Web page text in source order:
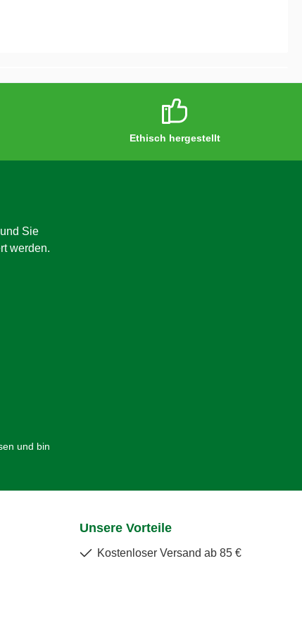
Ethisch hergestellt
Sie
werden.
und bin
Unsere Vorteile
Kostenloser Versand ab 85 €